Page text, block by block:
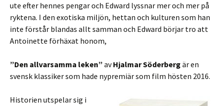
ute efter hennes pengar och Edward lyssnar mer och mer på
ryktena. I den exotiska miljön, hettan och kulturen som han
inte förstår blandas allt samman och Edward börjar tro att
Antoinette förhäxat honom,
”Den allvarsamma leken” avHjalmar Söderberg är en
svensk klassiker som hade nypremiär som film hösten 2016.
Historien utspelar sig i